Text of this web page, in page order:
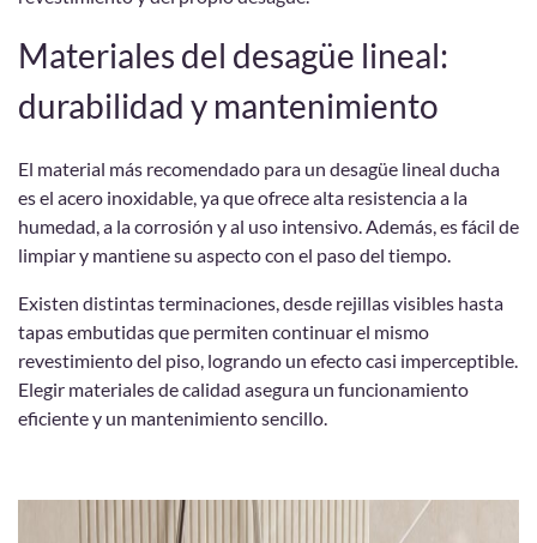
Materiales del desagüe lineal:
durabilidad y mantenimiento
El material más recomendado para un desagüe lineal ducha
es el acero inoxidable, ya que ofrece alta resistencia a la
humedad, a la corrosión y al uso intensivo. Además, es fácil de
limpiar y mantiene su aspecto con el paso del tiempo.
Existen distintas terminaciones, desde rejillas visibles hasta
tapas embutidas que permiten continuar el mismo
revestimiento del piso, logrando un efecto casi imperceptible.
Elegir materiales de calidad asegura un funcionamiento
eficiente y un mantenimiento sencillo.